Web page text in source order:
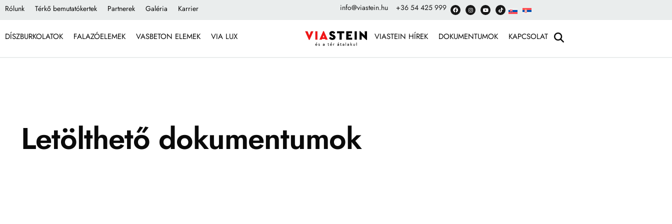
Rólunk Térkő bemutatókertek Partnerek Galéria Karrier info@viastein.hu +36 54 425 999
DÍSZBURKOLATOK FALAZÓELEMEK VASBETON ELEMEK VIA LUX VIASTEIN HÍREK DOKUMENTUMOK KAPCSOLAT
Letölthető dokumentumok